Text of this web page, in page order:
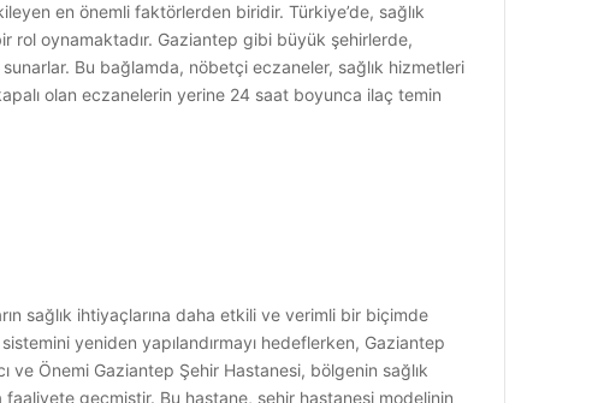
en önemli faktörlerden biridir. Türkiye’de, sağlık
rol oynamaktadır. Gaziantep gibi büyük şehirlerde,
Bu bağlamda, nöbetçi eczaneler, sağlık hizmetleri
olan eczanelerin yerine 24 saat boyunca ilaç temin
sağlık ihtiyaçlarına daha etkili ve verimli bir biçimde
yeniden yapılandırmayı hedeflerken, Gaziantep
ve Önemi Gaziantep Şehir Hastanesi, bölgenin sağlık
faaliyete geçmiştir. Bu hastane, şehir hastanesi modelinin